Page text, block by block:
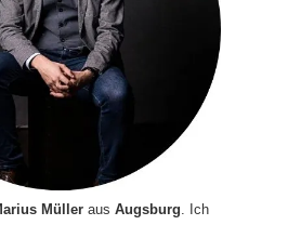
Müller aus Augsburg. Ich